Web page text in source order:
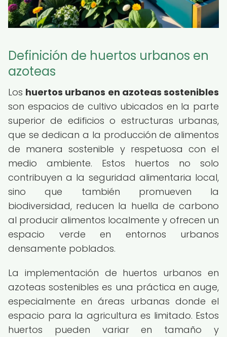
Definición de huertos urbanos en
azoteas
Los huertos urbanos en azoteas sostenibles
son espacios de cultivo ubicados en la parte
superior de edificios o estructuras urbanas,
que se dedican a la producción de alimentos
de manera sostenible y respetuosa con el
medio ambiente. Estos huertos no solo
contribuyen a la seguridad alimentaria local,
sino que también promueven la
biodiversidad, reducen la huella de carbono
al producir alimentos localmente y ofrecen un
espacio verde en entornos urbanos
densamente poblados.
La implementación de huertos urbanos en
azoteas sostenibles es una práctica en auge,
especialmente en áreas urbanas donde el
espacio para la agricultura es limitado. Estos
huertos pueden variar en tamaño y